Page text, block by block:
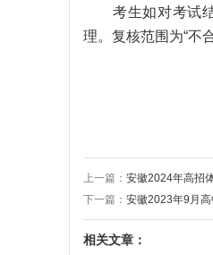
考生如对考试结
理。复核范围为“不
上一篇： 安徽2024年高招
下一篇： 安徽2023年9月
相关文章：